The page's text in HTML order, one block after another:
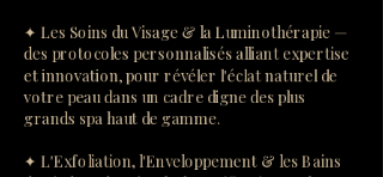
✦ Les Soins du Visage & la Luminothérapie —
des protocoles personnalisés alliant expertise
et innovation, pour révéler l'éclat naturel de
votre peau dans un cadre digne des plus
grands spa haut de gamme.
✦ L'Exfoliation, l'Enveloppement & les Bains